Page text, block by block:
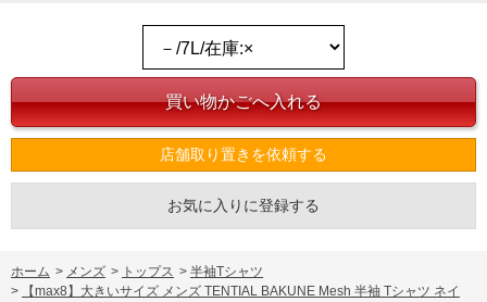
店舗取り置きを依頼する
お気に入りに登録する
ホーム > メンズ > トップス > 半袖Tシャツ
>
【max8】大きいサイズ メンズ TENTIAL BAKUNE Mesh 半袖 Tシャツ ネイ